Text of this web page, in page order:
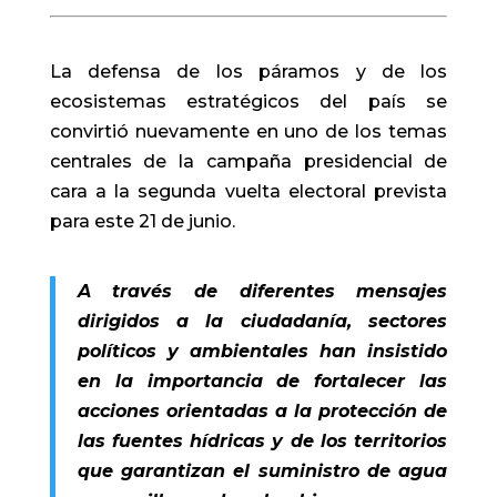
La defensa de los páramos y de los
ecosistemas estratégicos del país se
convirtió nuevamente en uno de los temas
centrales de la campaña presidencial de
cara a la segunda vuelta electoral prevista
para este 21 de junio.
A través de diferentes mensajes
dirigidos a la ciudadanía, sectores
políticos y ambientales han insistido
en la importancia de fortalecer las
acciones orientadas a la protección de
las fuentes hídricas y de los territorios
que garantizan el suministro de agua